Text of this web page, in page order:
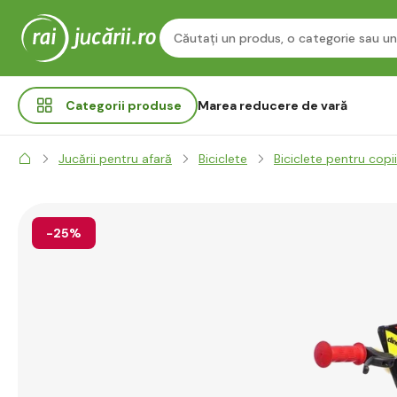
Categorii produse Marea reducere de vară
Jucării pentru afară Biciclete Biciclete pentru copii
-25%